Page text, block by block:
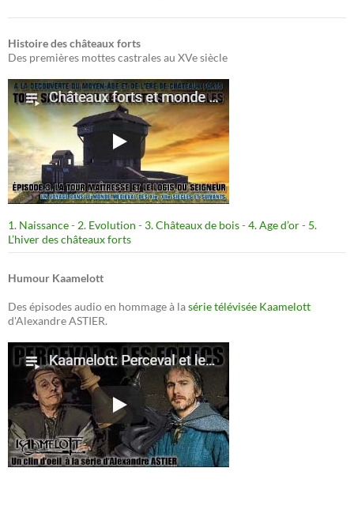
Histoire des châteaux forts
Des premières mottes castrales au XVe siècle
1. Naissance- 2. Evolution - 3. Châteaux de bois- 4. Age d’or- 5.
L’hiver des châteaux forts
Humour Kaamelott
Des épisodes audio en hommage à lasérie télévisée Kaamelott
d'Alexandre ASTIER.